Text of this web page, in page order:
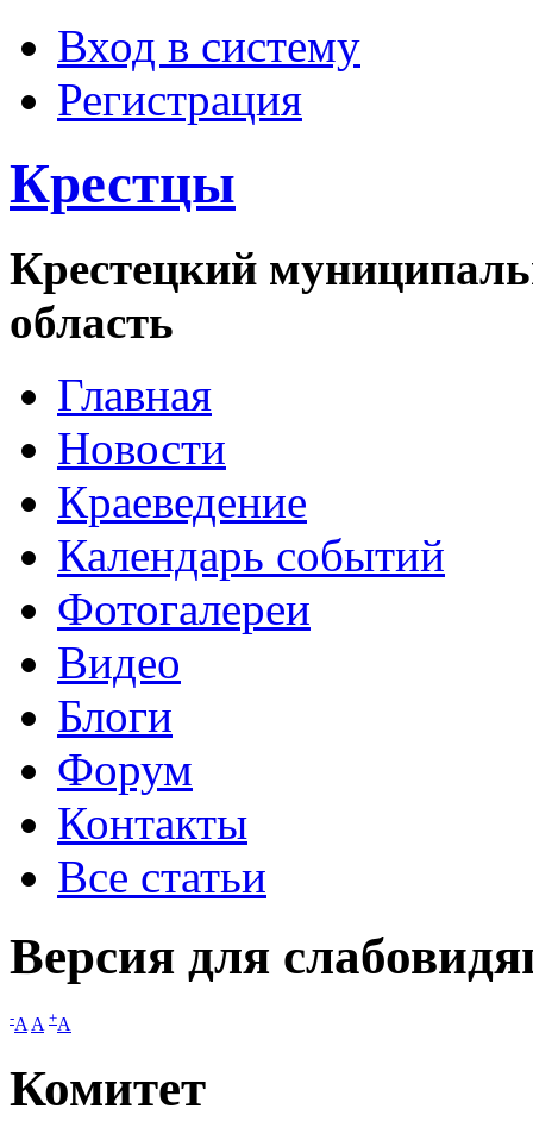
Вход в систему
Регистрация
Крестцы
Крестецкий
область
Главная
Новости
Краеведение
Календарь событий
Фотогалереи
Видео
Блоги
Форум
Контакты
Все статьи
Версия для
-A A +A
Комитет